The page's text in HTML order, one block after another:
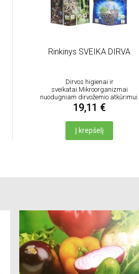
Rinkinys SVEIKA DIRVA
Dirvos higienai ir
sveikatai.Mikroorganizmai
nuodugniam dirvožemio atkūrimui.
19,11 €
Į krepšelį